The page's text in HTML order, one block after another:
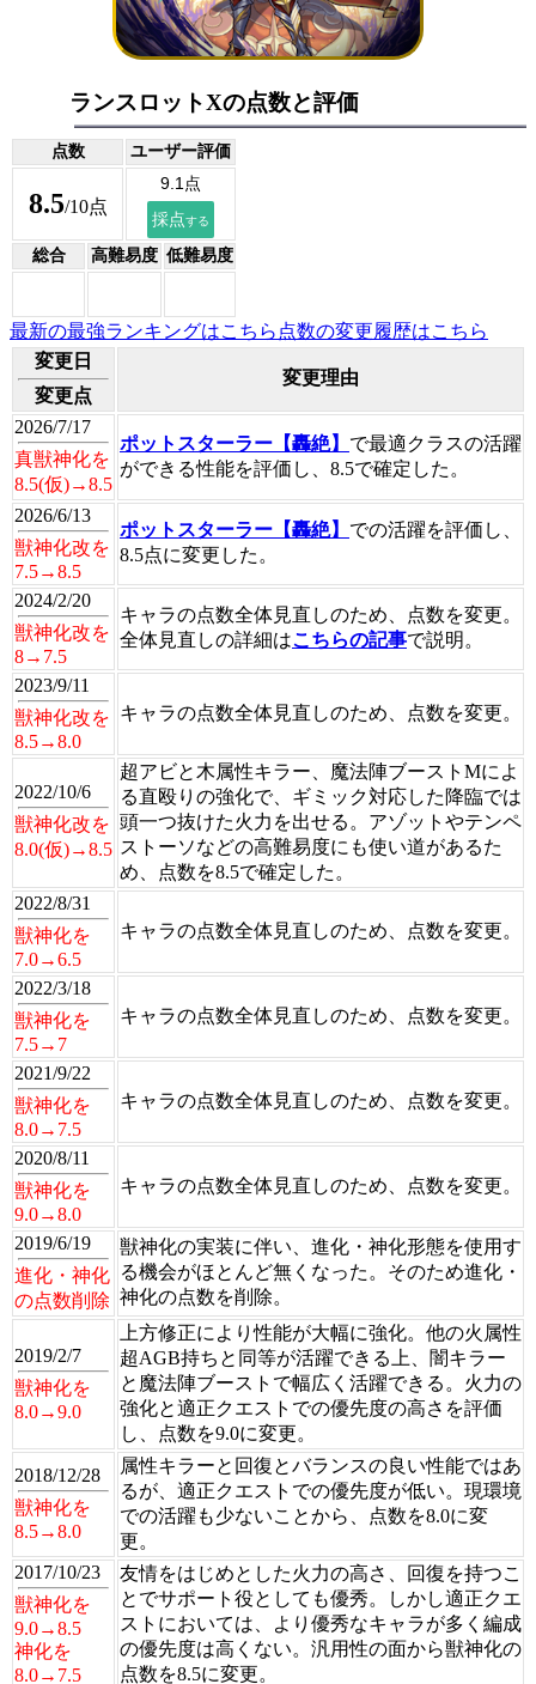
ランスロットXの点数と評価
点数 ユーザー評価
8.5/10点
総合 高難易度 低難易度
最新の最強ランキングはこちら 点数の変更履歴はこちら
変更日
変更点
変更理由
2026/7/17
真獣神化を
8.5(仮)→8.5
ポットスターラー【轟絶】 で最適クラスの活躍
ができる性能を評価し、8.5で確定した。
2026/6/13
獣神化改を
7.5→8.5
ポットスターラー【轟絶】 での活躍を評価し、
8.5点に変更した。
2024/2/20
獣神化改を
8→7.5
キャラの点数全体見直しのため、点数を変更。
全体見直しの詳細はこちらの記事で説明。
2023/9/11
獣神化改を
8.5→8.0
キャラの点数全体見直しのため、点数を変更。
2022/10/6
獣神化改を
8.0(仮)→8.5
超アビと木属性キラー、魔法陣ブーストMによ
る直殴りの強化で、ギミック対応した降臨では
頭一つ抜けた火力を出せる。アゾットやテンペ
ストーソなどの高難易度にも使い道があるた
め、点数を8.5で確定した。
2022/8/31
獣神化を
7.0→6.5
キャラの点数全体見直しのため、点数を変更。
2022/3/18
獣神化を
7.5→7
キャラの点数全体見直しのため、点数を変更。
2021/9/22
獣神化を
8.0→7.5
キャラの点数全体見直しのため、点数を変更。
2020/8/11
獣神化を
9.0→8.0
キャラの点数全体見直しのため、点数を変更。
2019/6/19
進化・神化
の点数削除
獣神化の実装に伴い、進化・神化形態を使用す
る機会がほとんど無くなった。そのため進化・
神化の点数を削除。
2019/2/7
獣神化を
8.0→9.0
上方修正により性能が大幅に強化。他の火属性
超AGB持ちと同等が活躍できる上、闇キラー
と魔法陣ブーストで幅広く活躍できる。火力の
強化と適正クエストでの優先度の高さを評価
し、点数を9.0に変更。
2018/12/28
獣神化を
8.5→8.0
属性キラーと回復とバランスの良い性能ではあ
るが、適正クエストでの優先度が低い。現環境
での活躍も少ないことから、点数を8.0に変
更。
2017/10/23
獣神化を
9.0→8.5
神化を
8.0→7.5
友情をはじめとした火力の高さ、回復を持つこ
とでサポート役としても優秀。しかし適正クエ
ストにおいては、より優秀なキャラが多く編成
の優先度は高くない。汎用性の面から獣神化の
点数を8.5に変更。